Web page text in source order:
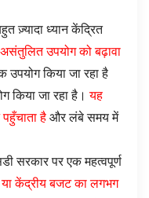
ज़्यादा ध्यान केंद्रित
उपयोग को बढ़ावा
उपयोग किया जा रहा है
किया जा रहा है।यह
है और लंबे समय में
सरकार पर एक महत्वपूर्ण
केंद्रीय बजट का लगभग